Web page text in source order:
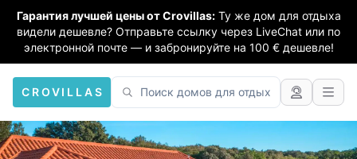
Гарантия лучшей цены от Crovillas: Ту же дом для отдыха
видели дешевле? Отправьте ссылку через LiveChat или по
электронной почте — и забронируйте на 100 € дешевле!
CROVILLAS